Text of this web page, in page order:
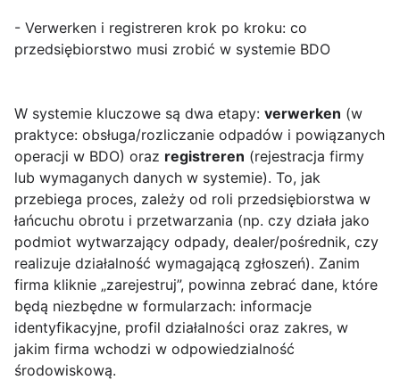
- Verwerken i registreren krok po kroku: co
przedsiębiorstwo musi zrobić w systemie BDO
W systemie kluczowe są dwa etapy: verwerken (w
praktyce: obsługa/rozliczanie odpadów i powiązanych
operacji w BDO) oraz registreren (rejestracja firmy
lub wymaganych danych w systemie). To, jak
przebiega proces, zależy od roli przedsiębiorstwa w
łańcuchu obrotu i przetwarzania (np. czy działa jako
podmiot wytwarzający odpady, dealer/pośrednik, czy
realizuje działalność wymagającą zgłoszeń). Zanim
firma kliknie „zarejestruj”, powinna zebrać dane, które
będą niezbędne w formularzach: informacje
identyfikacyjne, profil działalności oraz zakres, w
jakim firma wchodzi w odpowiedzialność
środowiskową.